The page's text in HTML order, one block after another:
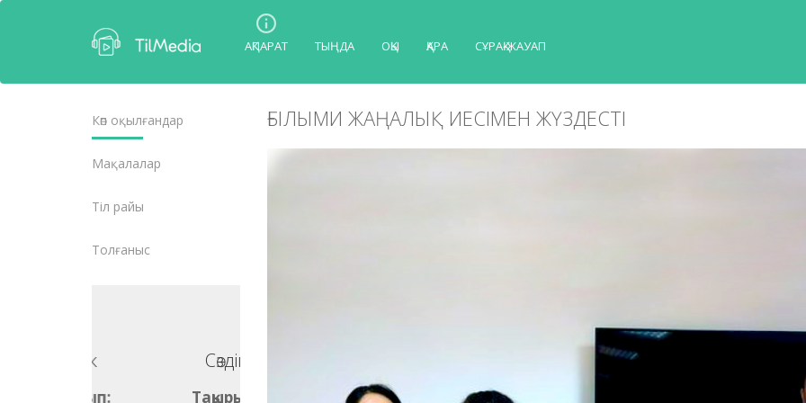
АҚПАРАТ ТЫҢДА ОҚЫ ҚАРА СҰРАҚ-ЖАУАП
Көп оқылғандар
Мақалалар
Тіл райы
Толғаныс
Тақырып:
ҒЫЛЫМИ ЖАҢАЛЫҚ ИЕСІМЕН ЖҮЗДЕСТІ